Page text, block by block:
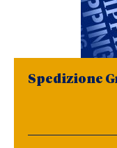
Spedizione